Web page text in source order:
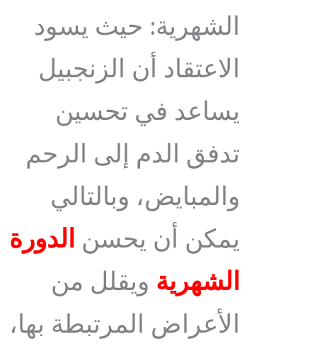
الشهرية: حيث يسود
الاعتقاد أن الزنجبيل
يساعد في تحسين
تدفق الدم إلى الرحم
والمبايض، وبالتالي
يمكن أن يحسن الدورة
الشهرية ويقلل من
الأعراض المرتبطة بها،